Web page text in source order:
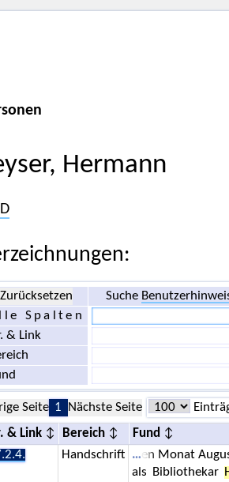
Hermann
Zurücksetzen Suche
Spalten
& Link
Seite 1 Nächste Seite
& Link Bereich
Fund
Handschrift
en Monat
als Bibliothekar